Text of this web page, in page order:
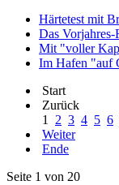
Härtetest mit
Das
Mit "voller
Im Hafen "auf
Start
Zurück
1
2 3 4 5 6
Weiter
Ende
Seite 1 von 20